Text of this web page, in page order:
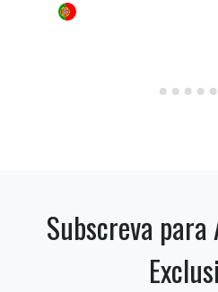
Subscreva